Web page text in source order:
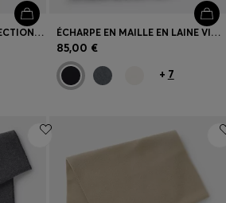
ÉCHARPE EN LAINE CONFECTIONNÉE EN ITALIE AVEC PATCH LOGOTÉ ÉCHARPE EN MAILLE EN LAINE VIERGE AVEC LOGO
85,00 €
+ 7